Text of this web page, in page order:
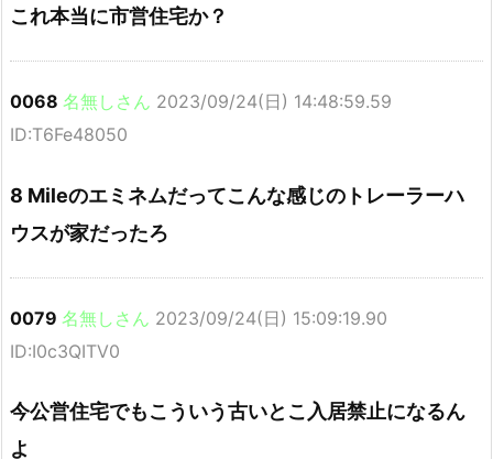
これ本当に市営住宅か？
0068 名無しさん 2023/09/24(日) 14:48:59.59
ID:T6Fe48050
8 Mileのエミネムだってこんな感じのトレーラーハ
ウスが家だったろ
0079 名無しさん 2023/09/24(日) 15:09:19.90
ID:I0c3QITV0
今公営住宅でもこういう古いとこ入居禁止になるん
よ